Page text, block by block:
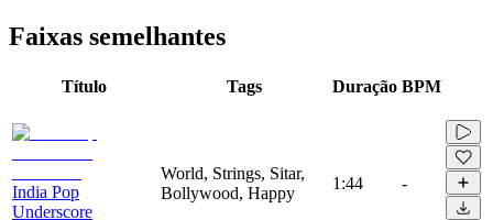
Faixas semelhantes
Título Tags Duração BPM
India Pop
Underscore
World, Strings, Sitar,
Bollywood, Happy
1:44 -